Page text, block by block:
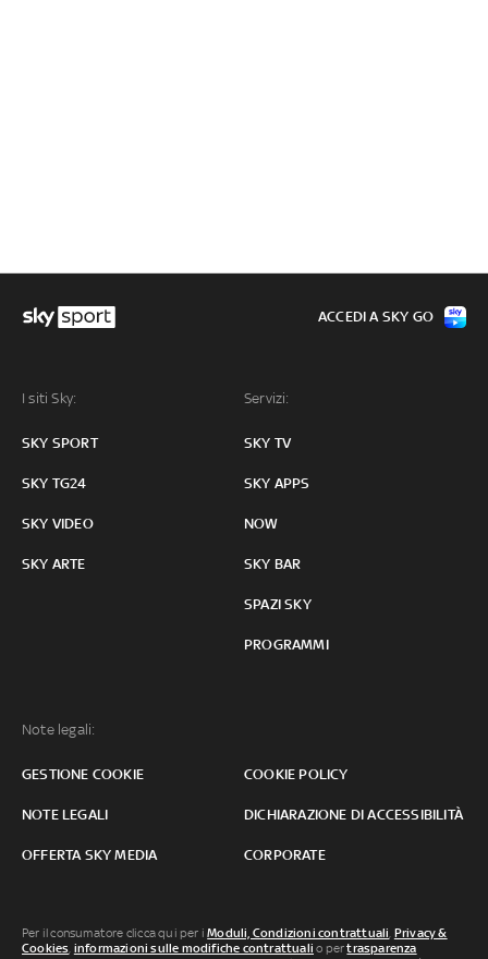
I siti Sky:
SKY SPORT
SKY TG24
SKY VIDEO
SKY ARTE
Servizi:
SKY TV
SKY APPS
NOW
SKY BAR
SPAZI SKY
PROGRAMMI
Note legali:
GESTIONE COOKIE COOKIE POLICY
NOTE LEGALI DICHIARAZIONE DI ACCESSIBILITÀ
OFFERTA SKY MEDIA CORPORATE
ACCEDI A SKY GO
Per il consumatore clicca qui per iModuli, Condizioni contrattuali, Privacy &
Cookies, informazioni sulle modifiche contrattuali o pertrasparenza